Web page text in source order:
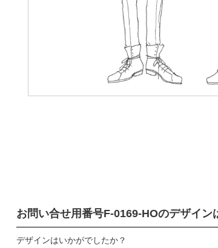
お問い合せ用番号F-0169-HOのデザイン
デザインはいかがでしたか？